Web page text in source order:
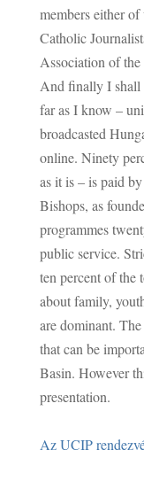
members either
Catholic
Association of
And finally I shall
far as I know –
broadcasted
online. Ninety
as it is – is paid
Bishops, as
programmes
public service.
ten percent of the
about family,
are dominant.
that can be
Basin. However
presentation.
Az UCIP